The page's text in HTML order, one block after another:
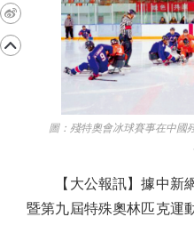
圖：殘特奧會冰球賽事在中國
【大公報訊】據中新網
暨第九屆特殊奧林匹克運